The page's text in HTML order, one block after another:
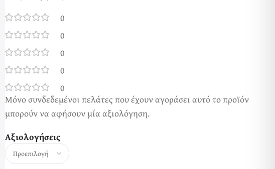
0
0
0
0
0
Αξιολογήσεις
Μόνο συνδεδεμένοι πελάτες που έχουν αγοράσει αυτό το προϊόν
μπορούν να αφήσουν μία αξιολόγηση.